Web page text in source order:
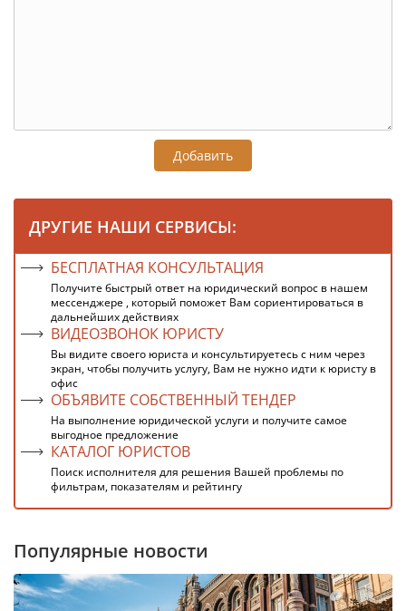
Добавить
ДРУГИЕ НАШИ СЕРВИСЫ:
БЕСПЛАТНАЯ КОНСУЛЬТАЦИЯ
Получите быстрый ответ на юридический вопрос в нашем
мессенджере , который поможет Вам сориентироваться в
дальнейших действиях
ВИДЕОЗВОНОК ЮРИСТУ
Вы видите своего юриста и консультируетесь с ним через
экран, чтобы получить услугу, Вам не нужно идти к юристу в
офис
ОБЪЯВИТЕ СОБСТВЕННЫЙ ТЕНДЕР
На выполнение юридической услуги и получите самое
выгодное предложение
КАТАЛОГ ЮРИСТОВ
Поиск исполнителя для решения Вашей проблемы по
фильтрам, показателям и рейтингу
Популярные новости